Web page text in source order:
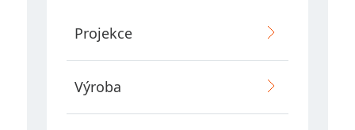
Projekce
Výroba